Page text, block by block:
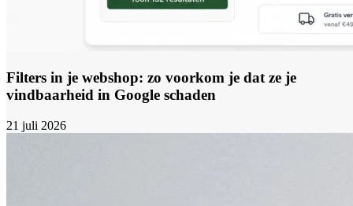
Filters in je webshop: zo voorkom je dat ze je
vindbaarheid in Google schaden
21 juli 2026